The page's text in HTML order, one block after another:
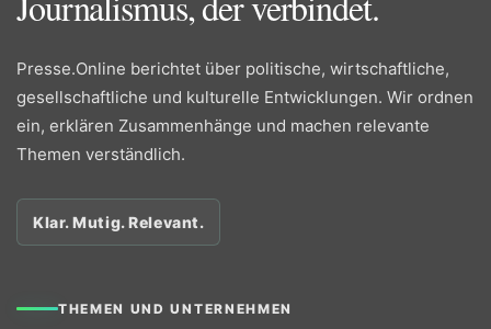
Presse.Online berichtet über politische, wirtschaftliche,
gesellschaftliche und kulturelle Entwicklungen. Wir ordnen
ein, erklären Zusammenhänge und machen relevante
Themen verständlich.
Klar. Mutig. Relevant.
THEMEN UND UNTERNEHMEN